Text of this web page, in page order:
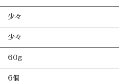
少々
少々
60g
6個